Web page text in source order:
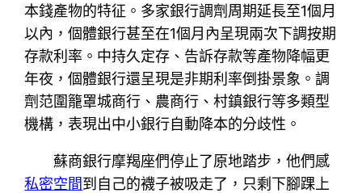
本錢產物的特征。多家銀行調劑周期延長至1個月
以內，個體銀行甚至在1個月內呈現兩次下調按期
存款利率。中持久定存、告訴存款等產物降幅更
年夜，個體銀行還呈現是非期利率倒掛景象。調
劑范圍籠罩城商行、農商行、村鎮銀行等多類型
機構，表現出中小銀行自動降本的分歧性。
蘇商銀行摩羯座們停止了原地踏步，他們感
私密空間到自己的襪子被吸走了，只剩下腳踝上